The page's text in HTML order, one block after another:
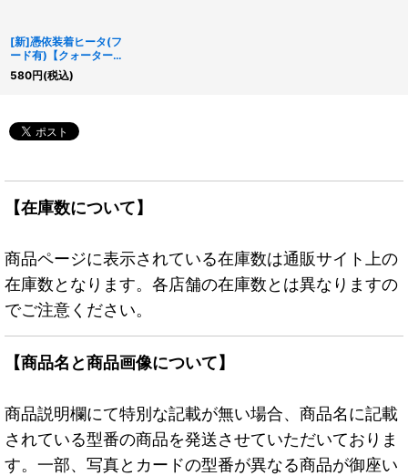
[新]憑依装着ヒータ(フ
ード有)【クォーターセ
ンチュリーシークレッ
ト】{QCAC-JP045}
580円(税込)
【在庫数について】
商品ページに表示されている在庫数は通販サイト上の
在庫数となります。各店舗の在庫数とは異なりますの
でご注意ください。
【商品名と商品画像について】
商品説明欄にて特別な記載が無い場合、商品名に記載
されている型番の商品を発送させていただいておりま
す。一部、写真とカードの型番が異なる商品が御座い